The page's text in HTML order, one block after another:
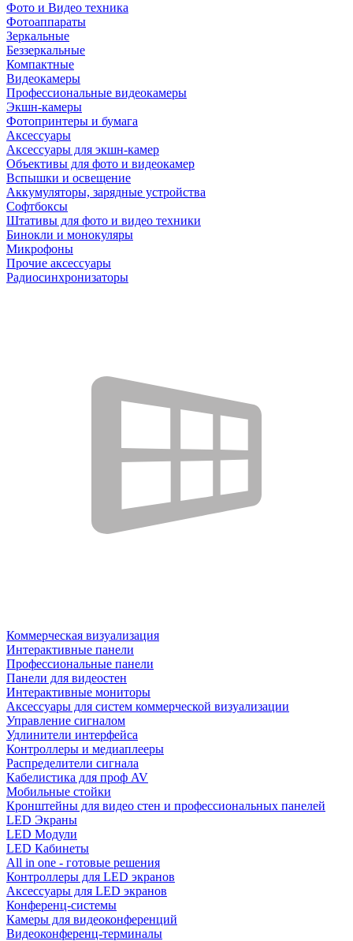
Фото и Видео техника
Фотоаппараты
Зеркальные
Беззеркальные
Компактные
Видеокамеры
Профессиональные видеокамеры
Экшн-камеры
Фотопринтеры и бумага
Аксессуары
Аксессуары для экшн-камер
Объективы для фото и видеокамер
Вспышки и освещение
Аккумуляторы, зарядные устройства
Софтбоксы
Штативы для фото и видео техники
Бинокли и монокуляры
Микрофоны
Прочие аксессуары
Радиосинхронизаторы
Коммерческая визуализация
Интерактивные панели
Профессиональные панели
Панели для видеостен
Интерактивные мониторы
Аксессуары для систем коммерческой визуализации
Управление сигналом
Удлинители интерфейса
Контроллеры и медиаплееры
Распределители сигнала
Кабелистика для проф AV
Мобильные стойки
Кронштейны для видео стен и профессиональных панелей
LED Экраны
LED Модули
LED Кабинеты
All in one - готовые решения
Контроллеры для LED экранов
Аксессуары для LED экранов
Конференц-системы
Камеры для видеоконференций
Видеоконференц-терминалы